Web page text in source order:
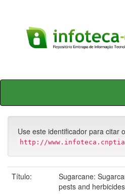
Skip
Use este identificador para citar
http://
Título:
Sugarcane:
pests and